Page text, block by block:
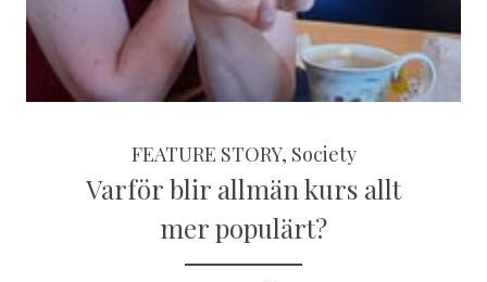
FEATURE STORY, Society
Varför blir allmän kurs allt
mer populärt?